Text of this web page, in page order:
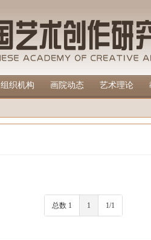
组织机构 画院动态 艺术理论
总数 1 1 1/1